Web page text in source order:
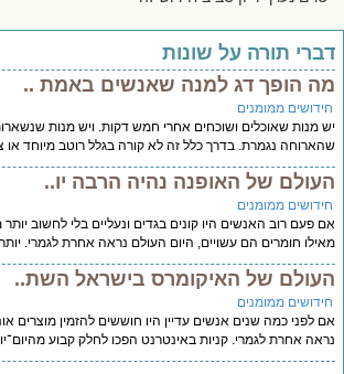
תורה על שונות
הופך דג למנה שאנשים באמת ..
ממומנים
מנות שאוכלים ושוכחים אחרי חמש דקות. ויש מנות
נגמרת. בדרך כלל זה לא קורה בגלל רוטב מיוחד או
של האופנה נהיה הרבה יו..
ממומנים
פעם רוב האנשים היו קונים בגדים ונעליים בלי לחשוב יותר
חומרים הם עשויים, היום העולם נראה אחרת לגמרי. יותר
של האיקומרס בישראל השת..
ממומנים
לפני כמה שנים אנשים עדיין היו חוששים להזמין מוצרים
אחרת לגמרי. קניות באינטרנט הפכו לחלק קבוע מהיום־יום